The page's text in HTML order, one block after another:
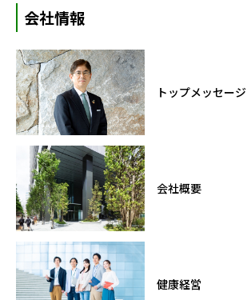
会社情報
トップメッセージ
会社概要
健康経営